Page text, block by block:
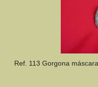
Ref. 113 Gorgona